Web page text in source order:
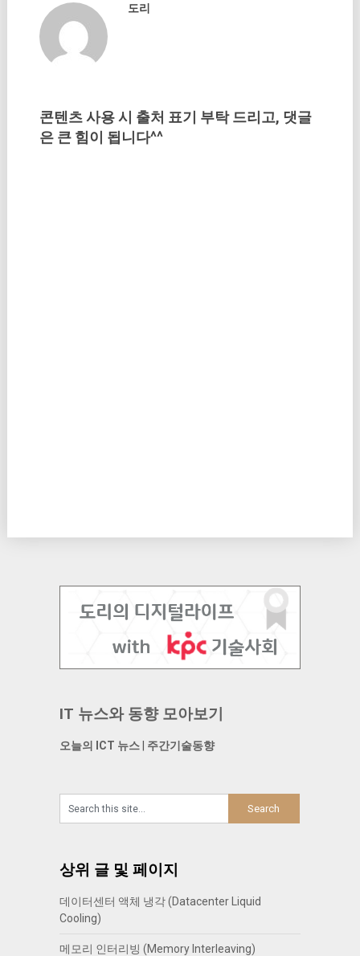
도리
콘텐츠 사용 시 출처 표기 부탁 드리고, 댓글
은 큰 힘이 됩니다^^
IT 뉴스와 동향 모아보기
오늘의 ICT 뉴스| 주간기술동향
상위 글 및 페이지
데이터센터 액체 냉각 (Datacenter Liquid
Cooling)
메모리 인터리빙 (Memory Interleaving)